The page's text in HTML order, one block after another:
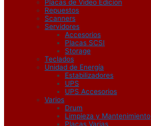
Placas de Video Edicion
Repuestos
Scanners
Servidores
Accesorios
Placas SCSI
Storage
Teclados
Unidad de Energía
Estabilizadores
UPS
UPS Accesorios
Varios
Drum
Limpieza y Mantenimiento
Placas Varias